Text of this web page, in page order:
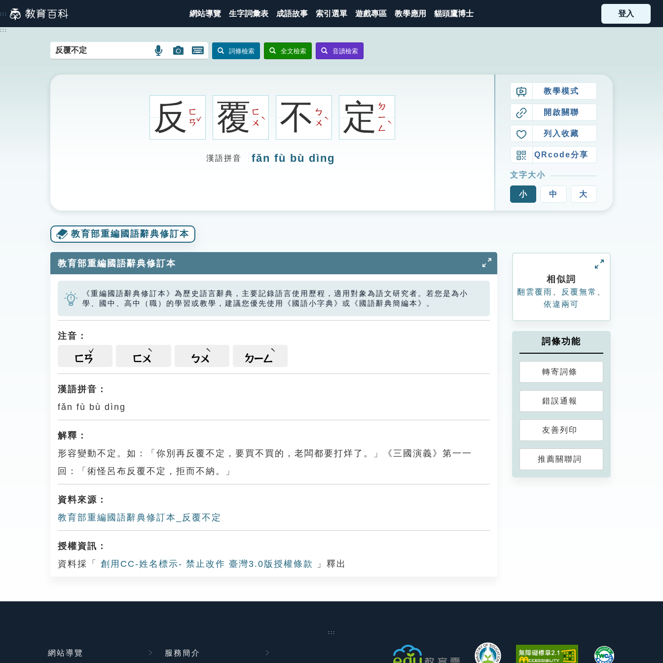
到
主
::: 網站導覽 生字詞彙表 成語故事 索引選單 遊戲專區 教學應用 貓頭鷹博士 登入
:::
語
搜
圖
示
圖
搜
圖
開
鍵
圖
詞條檢索 全文檢索 音讀檢索
反ㄈ
ㄢ
ˇ 覆ㄈ
ㄨ
ˋ 不ㄅ
ㄨ
ˋ 定ㄉ
ㄧ
ㄥ
ˋ
漢語拼音 fǎn fù bù dìng
教學模式
開啟關聯
列入收藏
QRcode分享
文字大小
小 中 大
教育部重編國語辭典修訂本
教育部重編國語辭典修訂本
《重編國語辭典修訂本》為歷史語言辭典，主要記錄語言使用歷程，適用對象為語文研究者。若您是為小
學、國中、高中（職）的學習或教學，建議您優先使用《國語小字典》或《國語辭典簡編本》。
注音：
ㄈㄢ ㄈㄨ ㄅㄨ ㄉㄧㄥ
漢語拼音：
fǎn fù bù dìng
解釋：
形容變動不定。如：「你別再反覆不定，要買不買的，老闆都要打烊了。」《三國演義》第一一
回：「術怪呂布反覆不定，拒而不納。」
資料來源：
教育部重編國語辭典修訂本_反覆不定
授權資訊：
資料採「
創用CC-姓名標示- 禁止改作 臺灣3.0版授權條款 」釋出
相似詞
翻雲覆雨 反覆無常
依違兩可
詞條功能
轉寄詞條
錯誤通報
友善列印
推薦關聯詞
:::
網站導覽 服務簡介